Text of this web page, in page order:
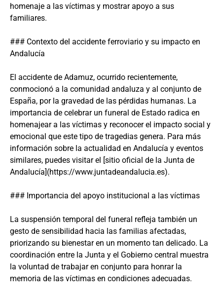
homenaje a las víctimas y mostrar apoyo a sus
familiares.
### Contexto del accidente ferroviario y su impacto en
Andalucía
El accidente de Adamuz, ocurrido recientemente,
conmocionó a la comunidad andaluza y al conjunto de
España, por la gravedad de las pérdidas humanas. La
importancia de celebrar un funeral de Estado radica en
homenajear a las víctimas y reconocer el impacto social y
emocional que este tipo de tragedias genera. Para más
información sobre la actualidad en Andalucía y eventos
similares, puedes visitar el [sitio oficial de la Junta de
Andalucía](https://www.juntadeandalucia.es).
### Importancia del apoyo institucional a las víctimas
La suspensión temporal del funeral refleja también un
gesto de sensibilidad hacia las familias afectadas,
priorizando su bienestar en un momento tan delicado. La
coordinación entre la Junta y el Gobierno central muestra
la voluntad de trabajar en conjunto para honrar la
memoria de las víctimas en condiciones adecuadas.